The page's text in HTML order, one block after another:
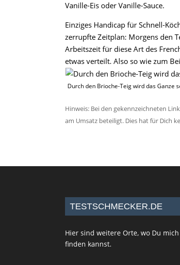
Vanille-Eis oder Vanille-Sauce.
Einziges Handicap für Schnell-
zerrupfte Zeitplan: Morgens den
Arbeitszeit für diese Art des
etwas verteilt. Also so wie zum
Durch den Brioche-Teig wird das Ganze
Hinweis: Bei den gekennzeichneten
am Umsatz beteiligt. Dies hat für Dich
TESTSCHMECKER.DE
Hier sind weitere Orte, wo Du mich
finden kannst.